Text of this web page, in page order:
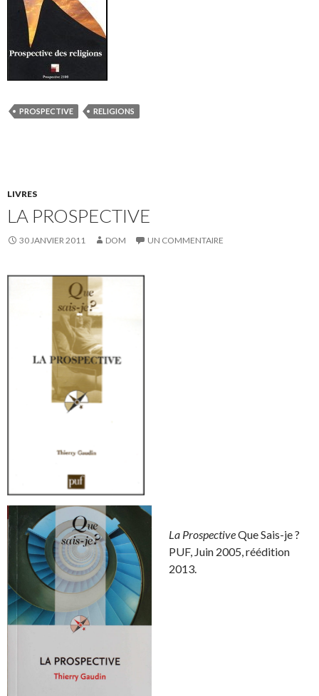
PROSPECTIVE RELIGIONS
LIVRES
LA PROSPECTIVE
30 JANVIER 2011 DOM UN COMMENTAIRE
La ProspectiveQue Sais-je ?
PUF, Juin 2005, réédition
2013.